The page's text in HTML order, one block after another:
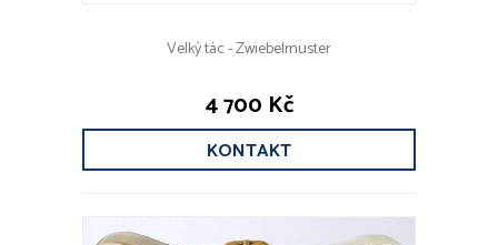
Velký tác - Zwiebelmuster
4 700 Kč
KONTAKT